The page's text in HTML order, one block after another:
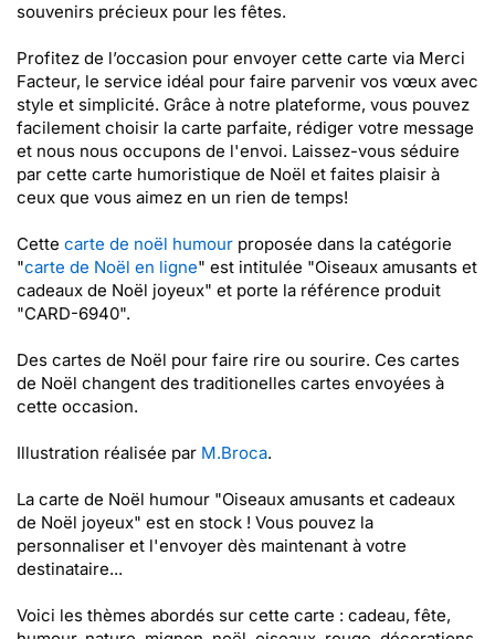
souvenirs précieux pour les fêtes.
Profitez de l’occasion pour envoyer cette carte via Merci
Facteur, le service idéal pour faire parvenir vos vœux avec
style et simplicité. Grâce à notre plateforme, vous pouvez
facilement choisir la carte parfaite, rédiger votre message
et nous nous occupons de l'envoi. Laissez-vous séduire
par cette carte humoristique de Noël et faites plaisir à
ceux que vous aimez en un rien de temps!
Cette carte de noël humour proposée dans la catégorie
"carte de Noël en ligne" est intitulée "Oiseaux amusants et
cadeaux de Noël joyeux" et porte la référence produit
"CARD-6940".
Des cartes de Noël pour faire rire ou sourire. Ces cartes
de Noël changent des traditionelles cartes envoyées à
cette occasion.
Illustration réalisée par M.Broca.
La carte de Noël humour "Oiseaux amusants et cadeaux
de Noël joyeux" est en stock ! Vous pouvez la
personnaliser et l'envoyer dès maintenant à votre
destinataire...
Voici les thèmes abordés sur cette carte : cadeau, fête,